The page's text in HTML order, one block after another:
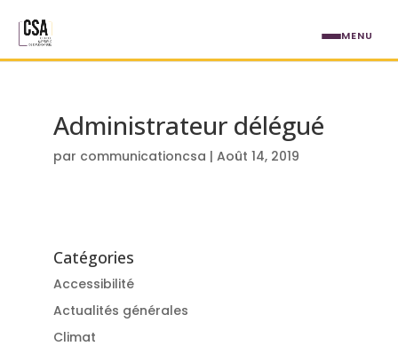
Administrateur délégué
par communicationcsa | Août 14, 2019
Catégories
Accessibilité
Actualités générales
Climat
MENU